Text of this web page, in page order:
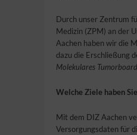
Durch unser Zentrum
Medizin (ZPM) an der
Aachen haben wir die
dazu die Erschließung
Molekulares Tumorboard
Welche Ziele haben
Mit dem DIZ Aachen
Versorgungsdaten für